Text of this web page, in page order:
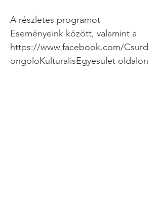
A részletes programot
Eseményeink között, valamint a
https://www.facebook.com/Csurd
ongoloKulturalisEgyesulet oldalon